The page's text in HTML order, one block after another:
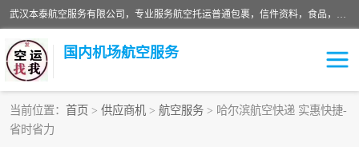
武汉本泰航空服务有限公司，专业服务航空托运普通包裹，信件资料，食品，服装，快消品等运输的专线空运，完善的网络服务确保为客户提供准确、*、安全的“门对门”服务，本着“诚信为本、精诚合作”的服务宗旨.“以安全运输为保障，以运价合理要求市场”的经营理念。武汉机场货运、武汉航空物流、武汉空运、武汉天河国际机场东方、南方、国际航空、机场空运业务覆盖国内二三线机场城市，如：武汉-敦煌、武汉-柳州等
国内机场航空服务
当前位置： 首页 > 供应商机 > 航空服务 > 哈尔滨航空快递 实惠快捷-
省时省力
航空服务